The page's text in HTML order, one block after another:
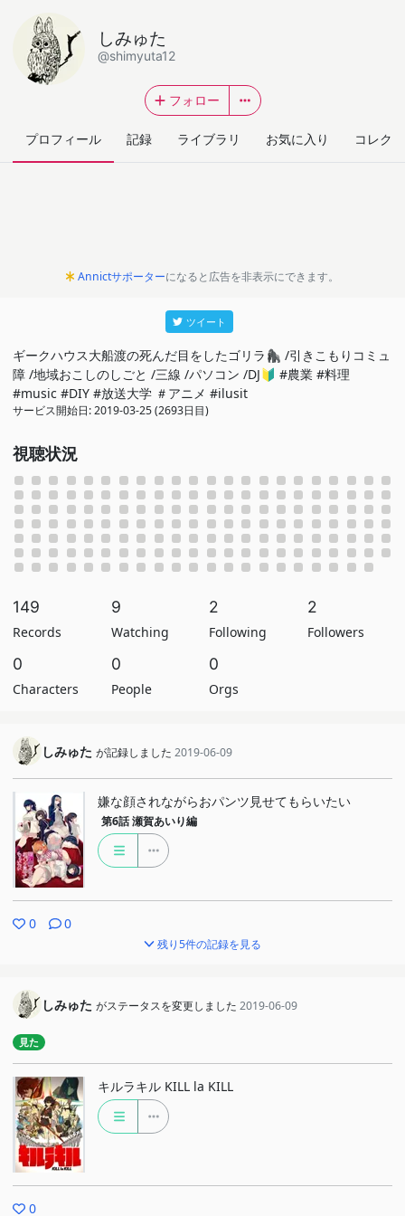
しみゅた
@shimyuta12
フォロー
プロフィール 記録 ライブラリ お気に入り コレク
Annictサポーターになると広告を非表示にできます。
ツイート
ギークハウス大船渡の死んだ目をしたゴリラ🦍 /引きこもりコミュ
障 /地域おこしのしごと /三線 /パソコン /DJ🔰 #農業 #料理
#music #DIY #放送大学 ＃アニメ #ilusit
サービス開始日: 2019-03-25 (2693日目)
視聴状況
149
Records
9
Watching
2
Following
2
Followers
0
Characters
0
People
0
Orgs
しみゅた が記録しました 2019-06-09
嫌な顔されながらおパンツ見せてもらいたい
第6話 瀬賀あいり編
0 0
残り5件の記録を見る
しみゅた がステータスを変更しました 2019-06-09
見た
キルラキル KILL la KILL
0